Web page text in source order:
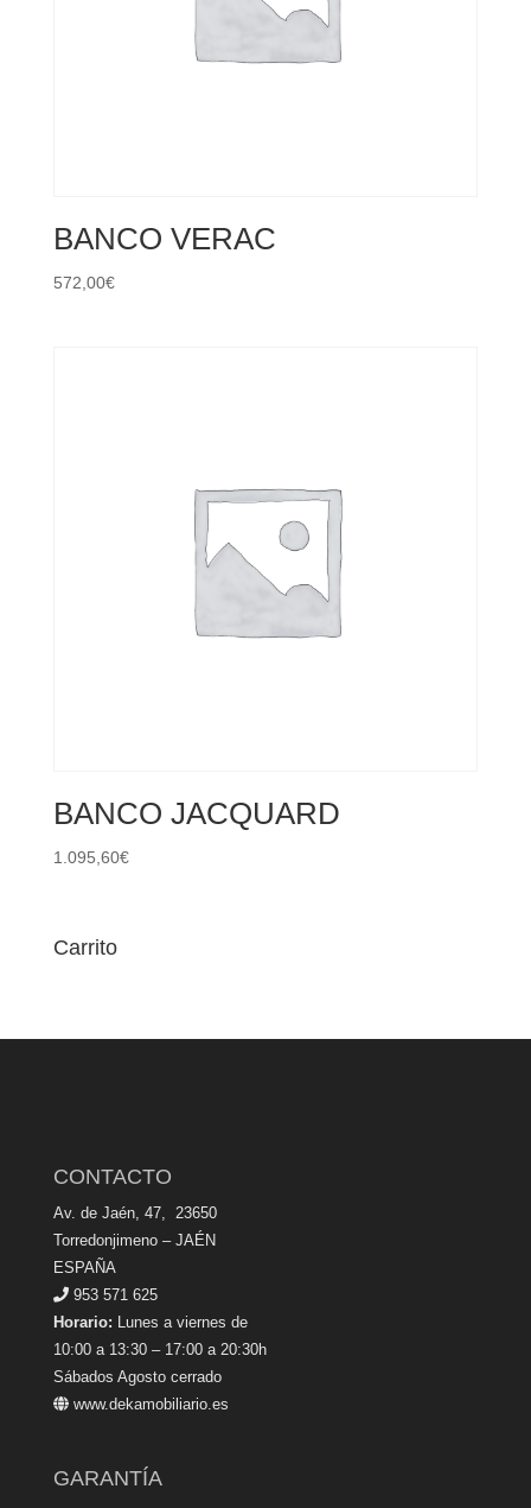
BANCO VERAC
572,00€
BANCO JACQUARD
1.095,60€
Carrito
CONTACTO
Av. de Jaén, 47, 23650
Torredonjimeno – JAÉN
ESPAÑA
953 571 625
Horario: Lunes a viernes de
10:00 a 13:30 – 17:00 a 20:30h
Sábados Agosto cerrado
www.dekamobiliario.es
GARANTÍA